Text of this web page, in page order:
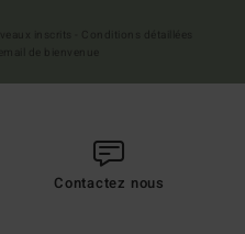
Contactez nous